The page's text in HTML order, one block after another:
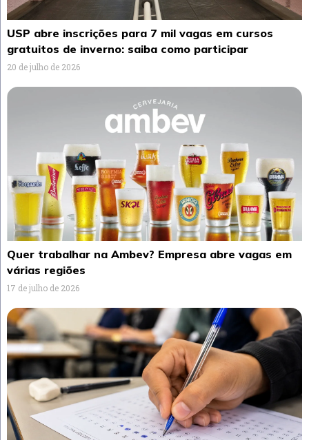
USP abre inscrições para 7 mil vagas em cursos
gratuitos de inverno: saiba como participar
20 de julho de 2026
Quer trabalhar na Ambev? Empresa abre vagas em
várias regiões
17 de julho de 2026